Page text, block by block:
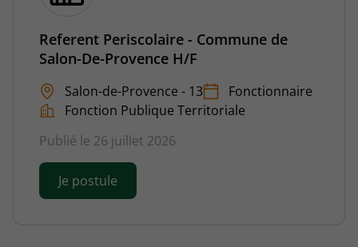
Referent Periscolaire - Commune de
Salon-De-Provence H/F
Salon-de-Provence - 13
Fonctionnaire
Fonction Publique Territoriale
Publié le 26 juillet 2026
Je postule